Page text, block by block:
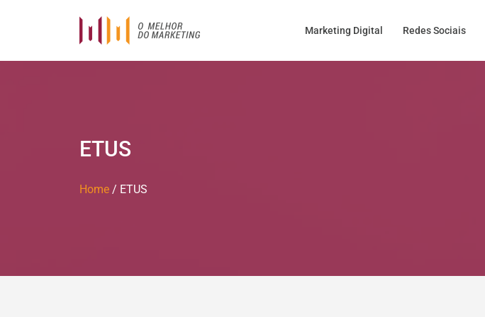
Marketing Digital Redes Sociais
ETUS
Home / ETUS